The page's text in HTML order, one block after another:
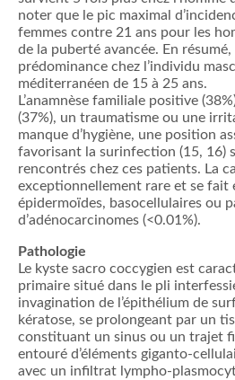
noter que le pic maximal
femmes contre 21 ans pour les
de la puberté avancée. En
prédominance chez l’individu
méditerranéen de 15 à 25 ans.
L’anamnèse familiale positive
(37%), un traumatisme ou une
manque d’hygiène, une position
favorisant la surinfection (15, 16)
rencontrés chez ces patients. La
exceptionnellement rare et se fait
épidermoïdes, basocellulaires ou
d’adénocarcinomes (<0.01%).
Pathologie
Le kyste sacro coccygien est
primaire situé dans le pli
invagination de l’épithélium de
kératose, se prolongeant par un
constituant un sinus ou un trajet
entouré d’éléments giganto-
avec un infiltrat lympho-